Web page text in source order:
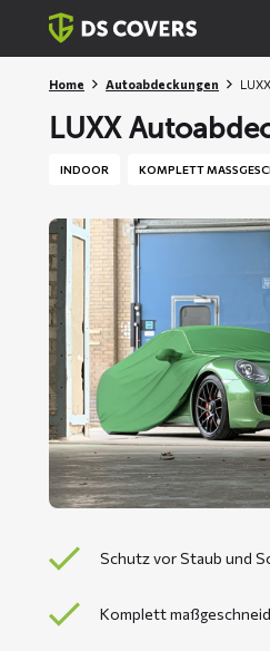
Skiplinks
Home Autoabdeckungen
LUXX
INDOOR KOMPLETT
Schutz vor Staub und
Komplett